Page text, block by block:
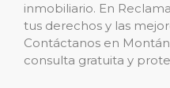
inmobiliario. En
tus derechos y las
Contáctanos en
consulta gratuita y